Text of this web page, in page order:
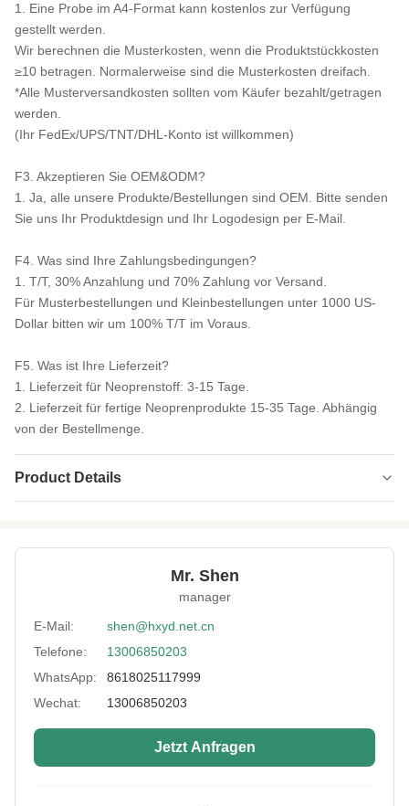
1. Eine Probe im A4-Format kann kostenlos zur Verfügung
gestellt werden.
Wir berechnen die Musterkosten, wenn die Produktstückkosten
≥10 betragen. Normalerweise sind die Musterkosten dreifach.
*Alle Musterversandkosten sollten vom Käufer bezahlt/getragen
werden.
(Ihr FedEx/UPS/TNT/DHL-Konto ist willkommen)
F3. Akzeptieren Sie OEM&ODM?
1. Ja, alle unsere Produkte/Bestellungen sind OEM. Bitte senden
Sie uns Ihr Produktdesign und Ihr Logodesign per E-Mail.
F4. Was sind Ihre Zahlungsbedingungen?
1. T/T, 30% Anzahlung und 70% Zahlung vor Versand.
Für Musterbestellungen und Kleinbestellungen unter 1000 US-
Dollar bitten wir um 100% T/T im Voraus.
F5. Was ist Ihre Lieferzeit?
1. Lieferzeit für Neoprenstoff: 3-15 Tage.
2. Lieferzeit für fertige Neoprenprodukte 15-35 Tage. Abhängig
von der Bestellmenge.
Product Details
Prägungen, Lochbohrungen, Drucken.
Application:
Tauchanzug, Bikini, Sportschützer, Taschen
usw.
Size Of Neoprene: Breite 137 cm, Länge alle Meter.
Stoßfestes recyceltes Neopren
Perforiertes recyceltes Neopren,
Mr. Shen
manager
E-Mail:
shen@hxyd.net.cn
Telefone:
13006850203
WhatsApp:
8618025117999
Wechat:
13006850203
Jetzt Anfragen